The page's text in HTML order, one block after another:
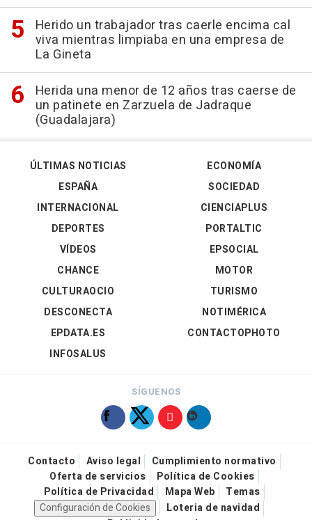
Herido un trabajador tras caerle encima cal
viva mientras limpiaba en una empresa de
La Gineta
Herida una menor de 12 años tras caerse de
un patinete en Zarzuela de Jadraque
(Guadalajara)
ÚLTIMAS NOTICIAS
ESPAÑA
INTERNACIONAL
DEPORTES
VÍDEOS
ECONOMÍA
SOCIEDAD
CIENCIAPLUS
PORTALTIC
EPSOCIAL
CHANCE
CULTURAOCIO
DESCONECTA
EPDATA.ES
INFOSALUS
MOTOR
TURISMO
NOTIMÉRICA
CONTACTOPHOTO
SÍGUENOS
Contacto Aviso legal
Cumplimiento normativo
Oferta de servicios
Política de Cookies
Política de Privacidad
Mapa Web
Temas
Configuración de Cookies
Loteria de navidad